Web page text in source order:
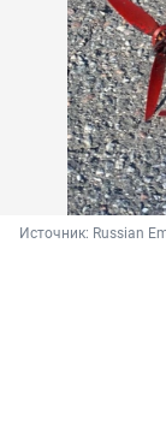
Источник: Russian